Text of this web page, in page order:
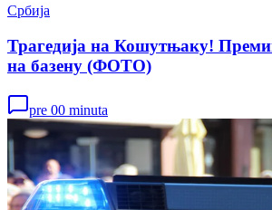
Србија
Трагедија на Кошутњаку!
на базену (ФОТО)
pre 00 minuta